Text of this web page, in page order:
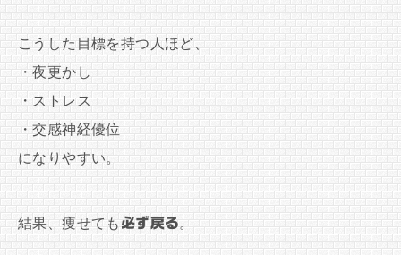
こうした目標を持つ人ほど、
・夜更かし
・ストレス
・交感神経優位
になりやすい。
結果、痩せても必ず戻る。